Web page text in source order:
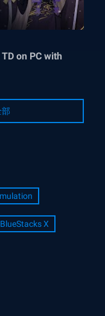
on PC with
BlueStacks X